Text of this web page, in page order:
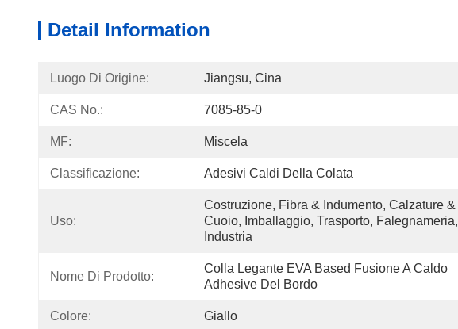
Detail Information
Luogo Di Origine: Jiangsu, Cina
CAS No.: 7085-85-0
MF: Miscela
Classificazione: Adesivi Caldi Della Colata
Uso:
Costruzione, Fibra & Indumento, Calzature &
Cuoio, Imballaggio, Trasporto, Falegnameria,
Industria
Nome Di Prodotto:
Colla Legante EVA Based Fusione A Caldo
Adhesive Del Bordo
Colore: Giallo